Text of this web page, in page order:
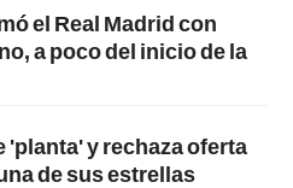
el Real Madrid con
a poco del inicio de la
'planta' y rechaza oferta
de sus estrellas